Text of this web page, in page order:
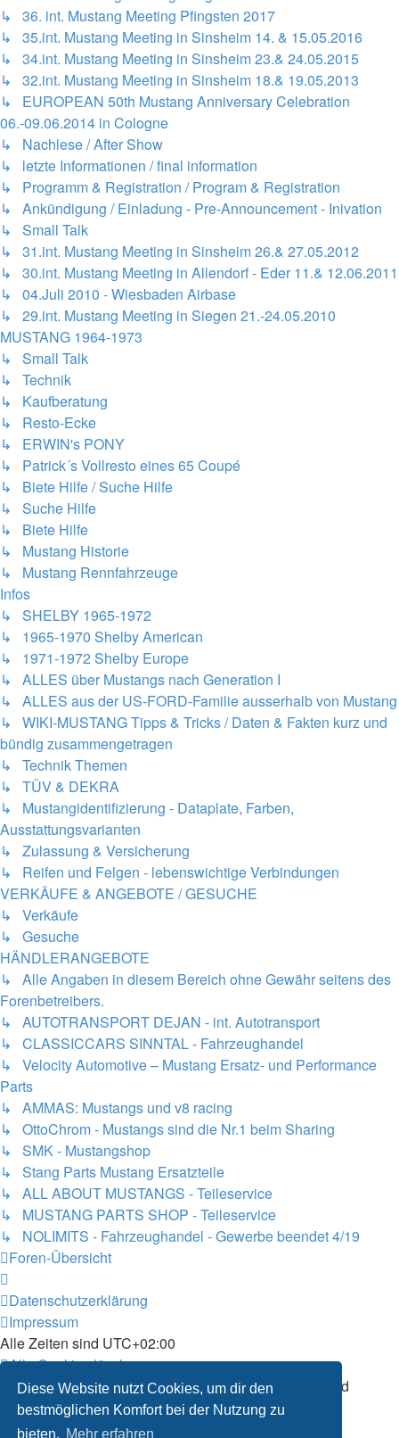
Diese Website nutzt Cookies, um dir den
bestmöglichen Komfort bei der Nutzung zu
bieten. Mehr erfahren
↳ 36. int. Mustang Meeting Pfingsten 2017
↳ 35.int. Mustang Meeting in Sinsheim 14. & 15.05.2016
↳ 34.int. Mustang Meeting in Sinsheim 23.& 24.05.2015
↳ 32.int. Mustang Meeting in Sinsheim 18.& 19.05.2013
↳ EUROPEAN 50th Mustang Anniversary Celebration
06.-09.06.2014 in Cologne
↳ Nachlese / After Show
↳ letzte Informationen / final information
↳ Programm & Registration / Program & Registration
↳ Ankündigung / Einladung - Pre-Announcement - Inivation
↳ Small Talk
↳ 31.int. Mustang Meeting in Sinsheim 26.& 27.05.2012
↳ 30.int. Mustang Meeting in Allendorf - Eder 11.& 12.06.2011
↳ 04.Juli 2010 - Wiesbaden Airbase
↳ 29.int. Mustang Meeting in Siegen 21.-24.05.2010
MUSTANG 1964-1973
↳ Small Talk
↳ Technik
↳ Kaufberatung
↳ Resto-Ecke
↳ ERWIN's PONY
↳ Patrick´s Vollresto eines 65 Coupé
↳ Biete Hilfe / Suche Hilfe
↳ Suche Hilfe
↳ Biete Hilfe
↳ Mustang Historie
↳ Mustang Rennfahrzeuge
Infos
↳ SHELBY 1965-1972
↳ 1965-1970 Shelby American
↳ 1971-1972 Shelby Europe
↳ ALLES über Mustangs nach Generation I
↳ ALLES aus der US-FORD-Familie ausserhalb von Mustang
↳ WIKI-MUSTANG Tipps & Tricks / Daten & Fakten kurz und
bündig zusammengetragen
↳ Technik Themen
↳ TÜV & DEKRA
↳ Mustangidentifizierung - Dataplate, Farben,
Ausstattungsvarianten
↳ Zulassung & Versicherung
↳ Reifen und Felgen - lebenswichtige Verbindungen
VERKÄUFE & ANGEBOTE / GESUCHE
↳ Verkäufe
↳ Gesuche
HÄNDLERANGEBOTE
↳ Alle Angaben in diesem Bereich ohne Gewähr seitens des
Forenbetreibers.
↳ AUTOTRANSPORT DEJAN - int. Autotransport
↳ CLASSICCARS SINNTAL - Fahrzeughandel
↳ Velocity Automotive – Mustang Ersatz- und Performance
Parts
↳ AMMAS: Mustangs und v8 racing
↳ OttoChrom - Mustangs sind die Nr.1 beim Sharing
↳ SMK - Mustangshop
↳ Stang Parts Mustang Ersatzteile
↳ ALL ABOUT MUSTANGS - Teileservice
↳ MUSTANG PARTS SHOP - Teileservice
↳ NOLIMITS - Fahrzeughandel - Gewerbe beendet 4/19
Foren-Übersicht
Datenschutzerklärung
Impressum
Alle Zeiten sind UTC+02:00
Alle Cookies löschen
Powered byphpBB® Forum Software © phpBB Limited
Deutsche Übersetzung durch phpBB.de
Datenschutz|Nutzungsbedingungen